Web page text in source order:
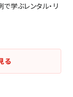
学ぶレンタル・リ
る